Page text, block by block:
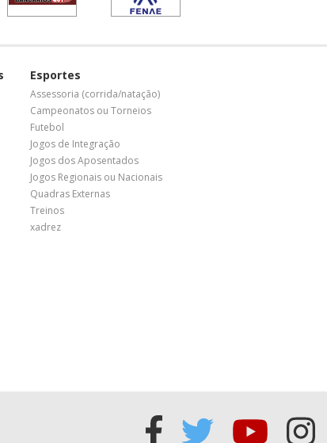
Esportes
Assessoria (corrida/natação)
Campeonatos ou Torneios
Futebol
Jogos de Integração
Jogos dos Aposentados
Jogos Regionais ou Nacionais
Quadras Externas
Treinos
xadrez
Acessar
Acessar